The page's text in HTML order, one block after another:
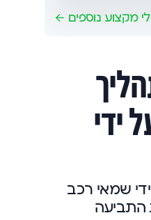
מקצוע נוספים
ידי
שמאי רכב
התביעה